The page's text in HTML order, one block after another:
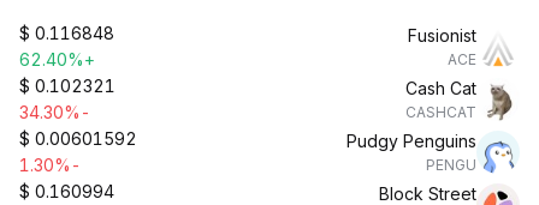
Fusionist
ACE
$ 0.116848
+62.40%
Cash Cat
CASHCAT
$ 0.102321
-34.30%
Pudgy Penguins
PENGU
$ 0.00601592
-1.30%
Block Street
$ 0.160994